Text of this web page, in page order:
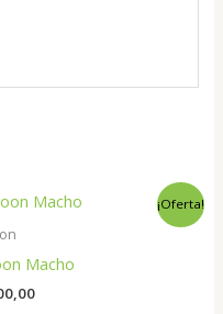
¡Oferta!
Macho
El